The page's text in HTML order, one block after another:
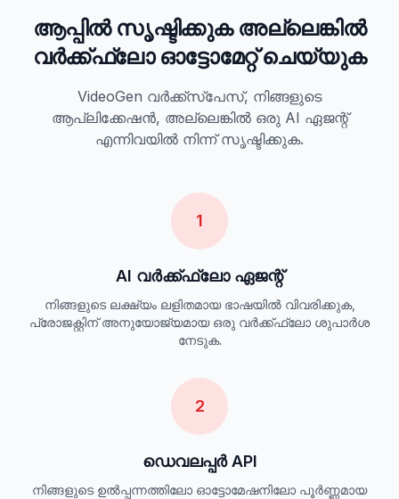
ആപ്പിൽ സൃഷ്ടിക്കുക അല്ലെങ്കിൽ
വർക്ക്ഫ്ലോ ഓട്ടോമേറ്റ് ചെയ്യുക
VideoGen വർക്ക്‌സ്‌പേസ്, നിങ്ങളുടെ
ആപ്ലിക്കേഷൻ, അല്ലെങ്കിൽ ഒരു AI ഏജന്റ്
എന്നിവയിൽ നിന്ന് സൃഷ്ടിക്കുക.
1
AI വർക്ക്ഫ്ലോ ഏജന്റ്
നിങ്ങളുടെ ലക്ഷ്യം ലളിതമായ ഭാഷയിൽ വിവരിക്കുക,
പ്രോജക്റ്റിന് അനുയോജ്യമായ ഒരു വർക്ക്ഫ്ലോ ശുപാർശ
നേടുക.
2
ഡെവലപ്പർ API
നിങ്ങളുടെ ഉൽപ്പന്നത്തിലോ ഓട്ടോമേഷനിലോ പൂർണ്ണമായ